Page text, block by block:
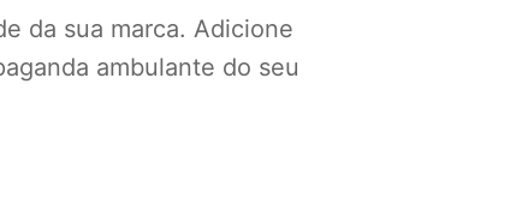
da sua marca. Adicione
ambulante do seu